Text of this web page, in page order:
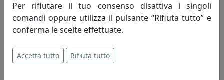
Innovazione - è un'attività di pensiero che, elevando il
livello di conoscenza attuale, perfeziona un processo
migliorando quindi il tenore di vita dell'uomo.
Innovazione è cambiamento che genera progresso
umano; porta con sé valori e risultati positivi, mai
Per rifiutare il tuo consenso disattiva i singoli
comandi oppure utilizza il pulsante “Rifiuta tutto” e
conferma le scelte effettuate.
Accetta tutto Rifiuta tutto